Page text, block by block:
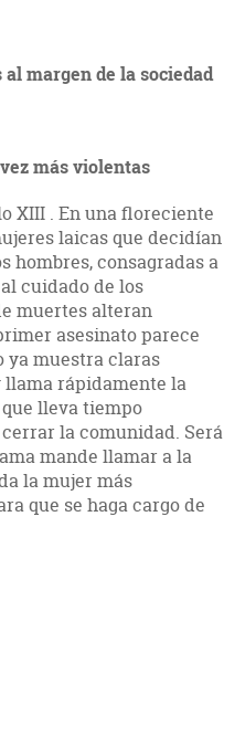
margen de la sociedad
más violentas
XIII . En una floreciente
laicas que decidían
hombres, consagradas a
cuidado de los
muertes alteran
asesinato parece
ya muestra claras
llama rápidamente la
lleva tiempo
la comunidad. Será
mande llamar a la
la mujer más
que se haga cargo de